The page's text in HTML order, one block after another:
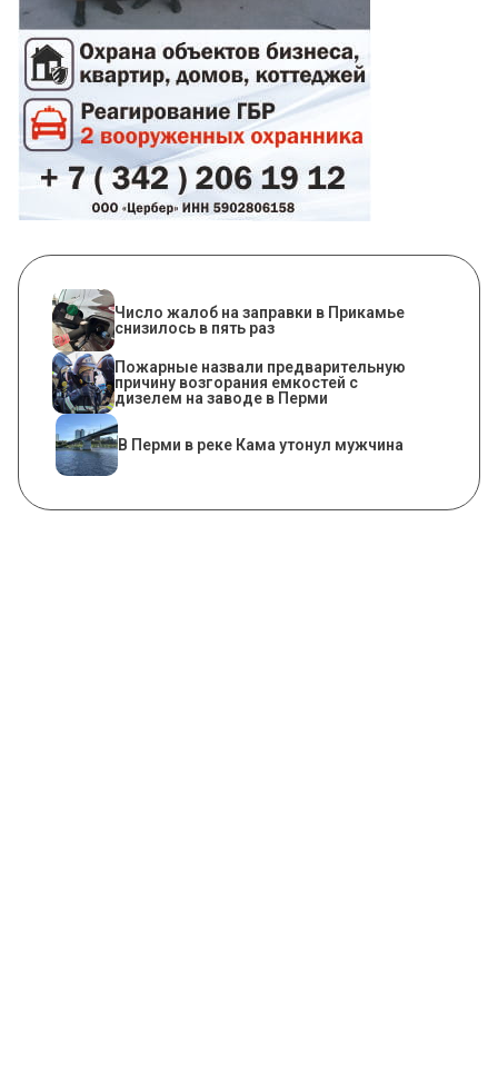
Число жалоб на заправки в Прикамье
снизилось в пять раз
Пожарные назвали предварительную
причину возгорания емкостей с
дизелем на заводе в Перми
В Перми в реке Кама утонул мужчина